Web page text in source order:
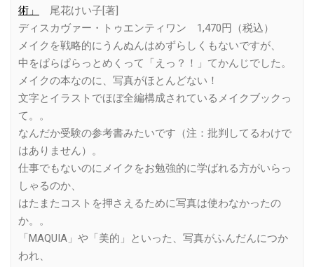
術」
尾花けい子[著]
ディスカヴァー・トゥエンティワン 1,470円（税込）
メイクを戦略的にうんぬんはめずらしくもないですが、
中をぱらぱらっとめくって「えっ？！」てかんじでした。
メイクの本なのに、写真がほとんどない！
文字とイラストでほぼ全編構成されているメイクブックっ
て。。
なんだか受験の参考書みたいです（注：批判してるわけで
はありません）。
仕事でもないのにメイクをお勉強的に学ばれる方がいらっ
しゃるのか、
はたまたコストを押さえるために写真は使わなかったの
か。。
「MAQUIA」や「美的」といった、写真がふんだんにつか
われ、